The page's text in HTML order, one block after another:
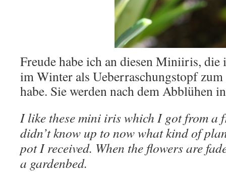
Freude habe ich an diesen Miniiris,
im Winter als Ueberraschungstopf
habe. Sie werden nach dem Abblühen
I like these mini iris which I got from a
didn’t know up to now what kind of
pot I received. When the flowers are
a gardenbed.